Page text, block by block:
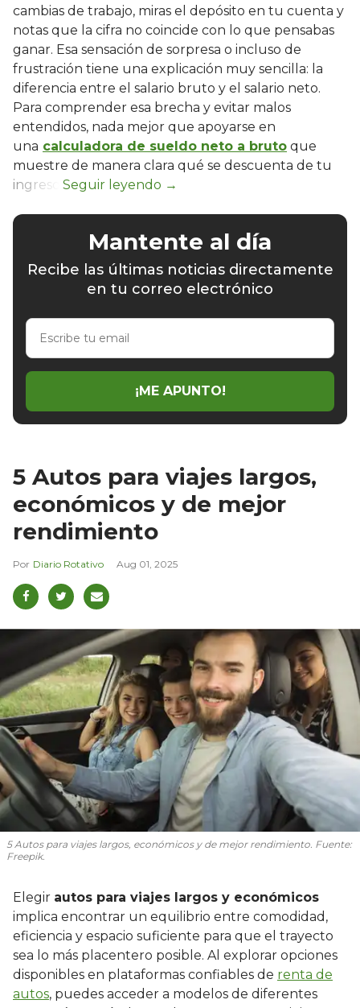
cambias de trabajo, miras el depósito en tu cuenta y
notas que la cifra no coincide con lo que pensabas
ganar. Esa sensación de sorpresa o incluso de
frustración tiene una explicación muy sencilla: la
diferencia entre el salario bruto y el salario neto.
Para comprender esa brecha y evitar malos
entendidos, nada mejor que apoyarse en
una calculadora de sueldo neto a bruto que
muestre de manera clara qué se descuenta de tu
ingreso.
Mantente al día
Recibe las últimas noticias directamente
en tu correo electrónico
Escribe
email
¡ME APUNTO!
5 Autos para viajes largos,
económicos y de mejor
rendimiento
Diario Rotativo Aug 01, 2025
5 Autos para viajes largos, económicos y de mejor rendimiento. Fuente:
Freepik.
Elegir autos para viajes largos y económicos
implica encontrar un equilibrio entre comodidad,
eficiencia y espacio suficiente para que el trayecto
sea lo más placentero posible. Al explorar opciones
disponibles en plataformas confiables de renta de
autos, puedes acceder a modelos de diferentes